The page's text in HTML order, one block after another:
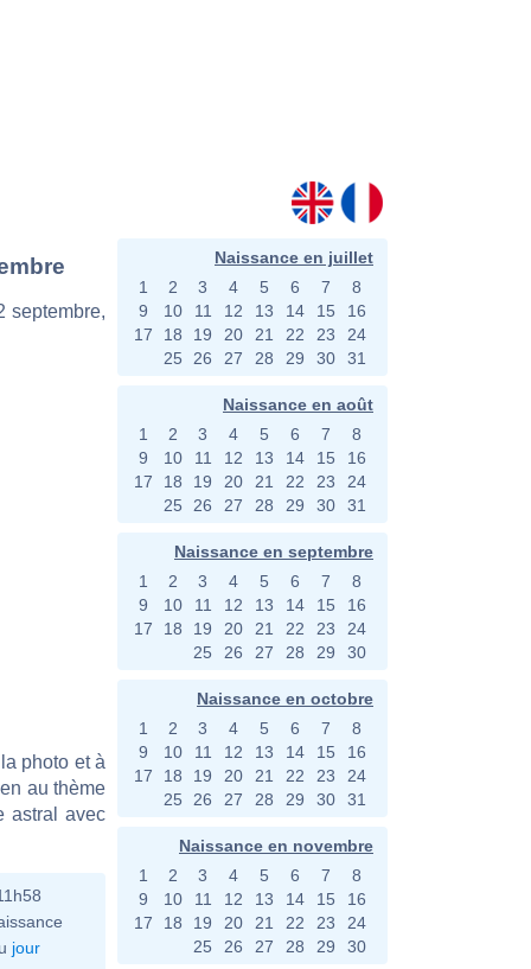
septembre,
photo et à
au thème
astral avec
jour
Naissance en juillet
1
2 3 4 5 6 7
8
9
10 11 12 13 14 15
16
17
18 19 20 21 22 23
24
25
26 27 28 29 30 31
Naissance en août
1
2 3 4 5 6 7
8
9
10 11 12 13 14 15
16
17
18 19 20 21 22 23
24
25
26 27 28 29 30 31
Naissance en septembre
1
2 3 4 5 6 7
8
9
10 11 12 13 14 15
16
17
18 19 20 21 22 23
24
25
26 27 28 29 30
Naissance en octobre
1
2 3 4 5 6 7
8
9
10 11 12 13 14 15
16
17
18 19 20 21 22 23
24
25
26 27 28 29 30 31
Naissance en novembre
1
2 3 4 5 6 7
8
9
10 11 12 13 14 15
16
17
18 19 20 21 22 23
24
25
26 27 28 29 30